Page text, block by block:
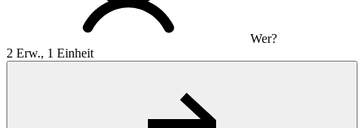
Wer?
2 Erw., 1 Einheit